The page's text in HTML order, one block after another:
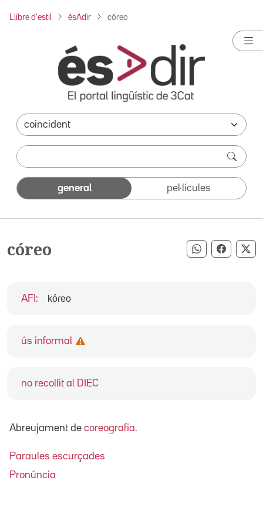
Llibre d'estil ésAdir córeo
general pel·lícules
córeo Compartir
ús informal
no recollit al DIEC
AFI : kóɾeo
Abreujament de coreografia.
Paraules escurçades
Pronúncia